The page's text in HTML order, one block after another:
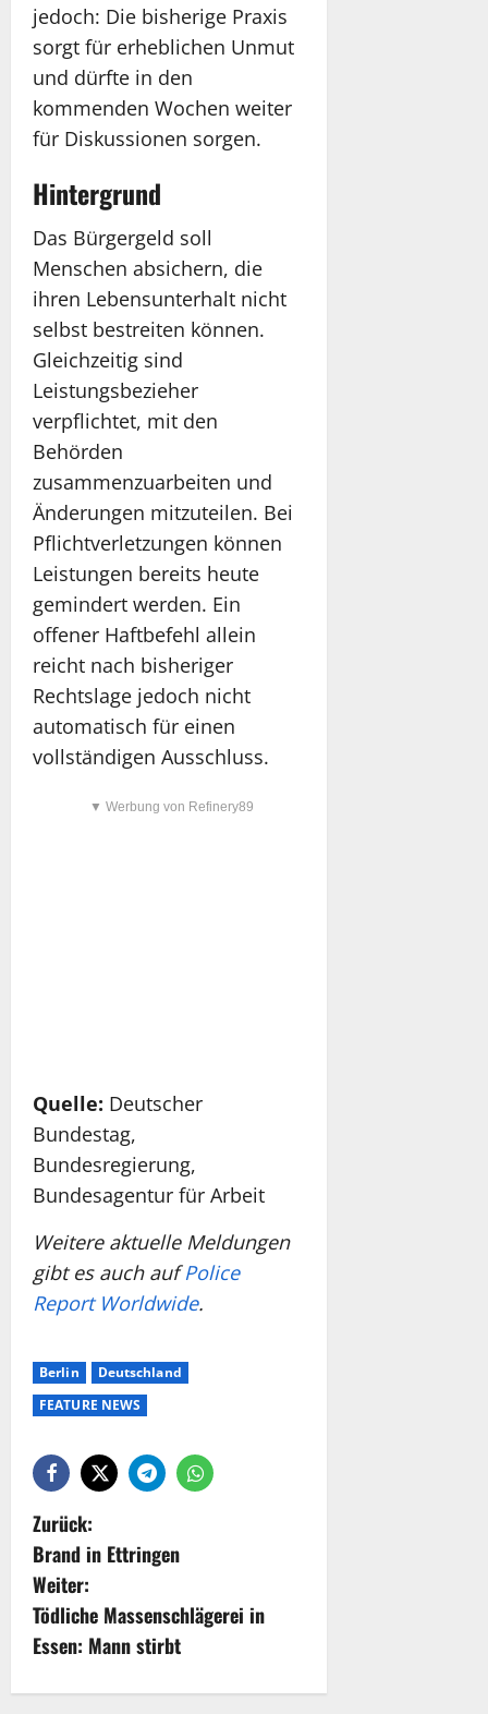
jedoch: Die bisherige Praxis
sorgt für erheblichen Unmut
und dürfte in den
kommenden Wochen weiter
für Diskussionen sorgen.
Hintergrund
Das Bürgergeld soll
Menschen absichern, die
ihren Lebensunterhalt nicht
selbst bestreiten können.
Gleichzeitig sind
Leistungsbezieher
verpflichtet, mit den
Behörden
zusammenzuarbeiten und
Änderungen mitzuteilen. Bei
Pflichtverletzungen können
Leistungen bereits heute
gemindert werden. Ein
offener Haftbefehl allein
reicht nach bisheriger
Rechtslage jedoch nicht
automatisch für einen
vollständigen Ausschluss.
▼ Werbung von Refinery89
Quelle: Deutscher
Bundestag,
Bundesregierung,
Bundesagentur für Arbeit
Weitere aktuelle Meldungen
gibt es auch aufPolice
Report Worldwide.
Berlin
Deutschland
FEATURE NEWS
Zurück:
Brand in Ettringen
Weiter:
Tödliche Massenschlägerei in
Essen: Mann stirbt